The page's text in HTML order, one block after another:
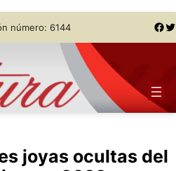
número: 6144 Facebook Twitter
joyas ocultas del